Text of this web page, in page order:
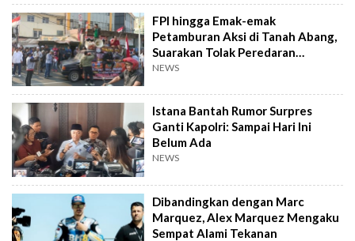
FPI hingga Emak-emak
Petamburan Aksi di Tanah Abang,
Suarakan Tolak Peredaran
Tramadol
NEWS
Istana Bantah Rumor Surpres
Ganti Kapolri: Sampai Hari Ini
Belum Ada
NEWS
Dibandingkan dengan Marc
Marquez, Alex Marquez Mengaku
Sempat Alami Tekanan